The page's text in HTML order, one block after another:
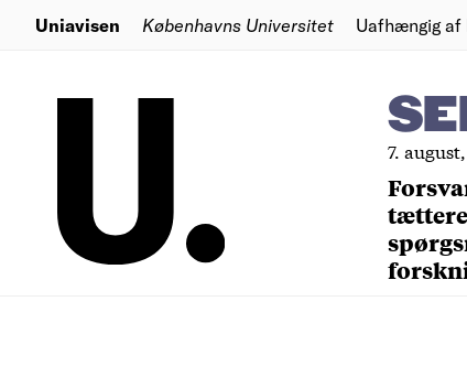
Uniavisen Københavns Universitet Uafhængig af
7.
tættere